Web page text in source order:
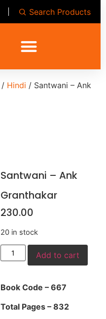
Search Products
/ Hindi / Santwani – Ank
Santwani – Ank
Granthakar
230.00
20 in stock
Add to cart
Book Code – 667
Total Pages – 832